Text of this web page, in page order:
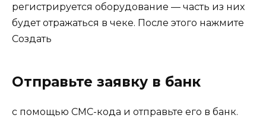
регистрируется оборудование — часть из них
будет отражаться в чеке. После этого нажмите
Создать
Отправьте заявку в банк
с помощью СМС-кода и отправьте его в банк.